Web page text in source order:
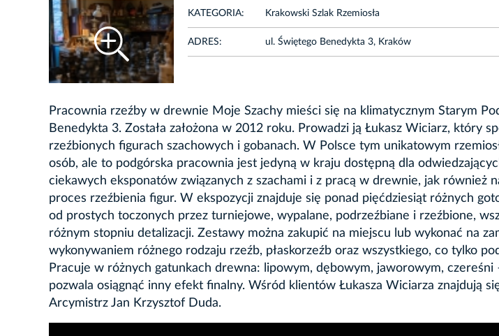
KATEGORIA: Krakowski Szlak Rzemiosła
ADRES: ul. Świętego Benedykta 3, Kraków
Pracownia rzeźby w drewnie Moje Szachy mieści się na klimatycznym Starym
Benedykta 3. Została założona w 2012 roku. Prowadzi ją Łukasz Wiciarz, który
rzeźbionych figurach szachowych i gobanach. W Polsce tym unikatowym
osób, ale to podgórska pracownia jest jedyną w kraju dostępną dla
ciekawych eksponatów związanych z szachami i z pracą w drewnie, jak również
proces rzeźbienia figur. W ekspozycji znajduje się ponad pięćdziesiąt różnych
od prostych toczonych przez turniejowe, wypalane, podrzeźbiane i rzeźbione,
różnym stopniu detalizacji. Zestawy można zakupić na miejscu lub wykonać na
wykonywaniem różnego rodzaju rzeźb, płaskorzeźb oraz wszystkiego, co tylko
Pracuje w różnych gatunkach drewna: lipowym, dębowym, jaworowym, czereśni
pozwala osiągnąć inny efekt finalny. Wśród klientów Łukasza Wiciarza znajdują
Arcymistrz Jan Krzysztof Duda.